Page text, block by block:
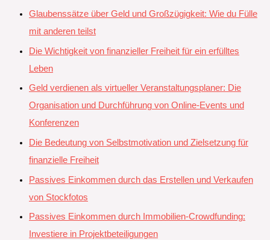
Glaubenssätze über Geld und Großzügigkeit: Wie du Fülle
mit anderen teilst
Die Wichtigkeit von finanzieller Freiheit für ein erfülltes
Leben
Geld verdienen als virtueller Veranstaltungsplaner: Die
Organisation und Durchführung von Online-Events und
Konferenzen
Die Bedeutung von Selbstmotivation und Zielsetzung für
finanzielle Freiheit
Passives Einkommen durch das Erstellen und Verkaufen
von Stockfotos
Passives Einkommen durch Immobilien-Crowdfunding:
Investiere in Projektbeteiligungen